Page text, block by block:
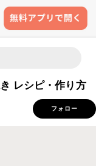
レシピ・作り方
フォロー